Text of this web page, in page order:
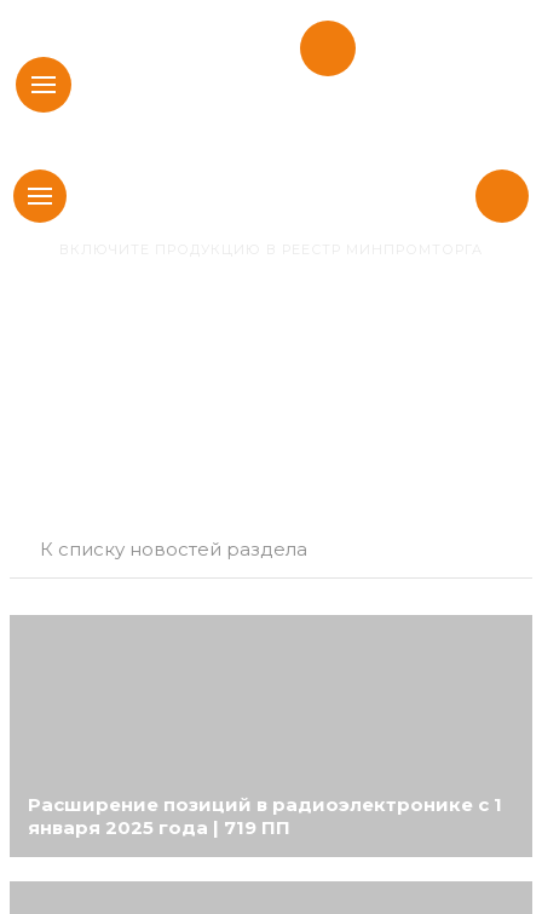
Искать:
Найти
правила госзакупок
К списку новостей раздела
Расширение позиций в радиоэлектронике с 1
января 2025 года | 719 ПП